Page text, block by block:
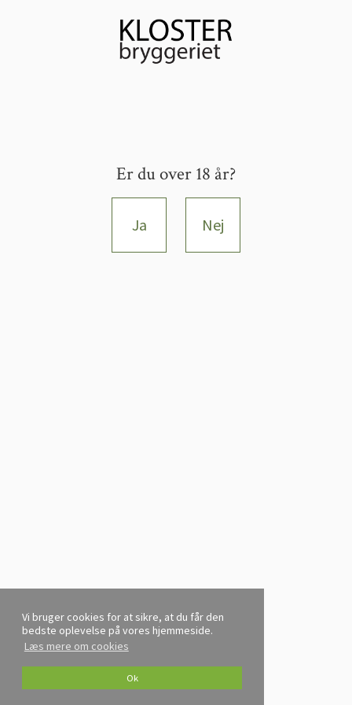
Vi bruger cookies for at sikre, at du får den
bedste oplevelse på vores hjemmeside.
Læs mere om cookies
Ok
Er du over 18 år?
Ja Nej